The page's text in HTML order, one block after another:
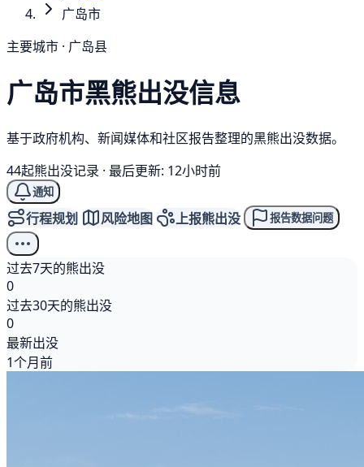
广岛市
主要城市 · 广岛县
广岛市黑熊出没信息
基于政府机构、新闻媒体和社区报告整理的黑熊出没数据。
44起熊出没记录 · 最后更新: 12小时前
通知
行程规划 风险地图 上报熊出没 报告数据问题
过去7天的熊出没
0
过去30天的熊出没
0
最新出没
1个月前